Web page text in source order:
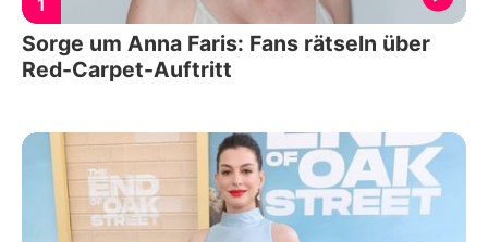
Sorge um Anna Faris: Fans rätseln über
Red-Carpet-Auftritt